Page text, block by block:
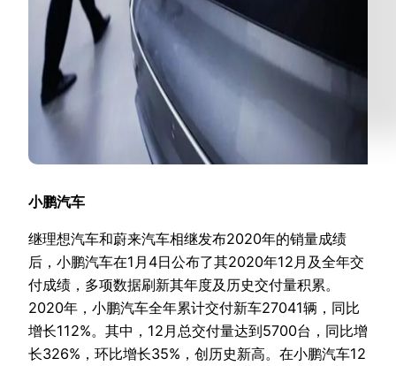
小鹏汽车
继理想汽车和蔚来汽车相继发布2020年的销量成绩
后，小鹏汽车在1月4日公布了其2020年12月及全年交
付成绩，多项数据刷新其年度及历史交付量积累。
2020年，小鹏汽车全年累计交付新车27041辆，同比
增长112%。其中，12月总交付量达到5700台，同比增
长326%，环比增长35%，创历史新高。在小鹏汽车12